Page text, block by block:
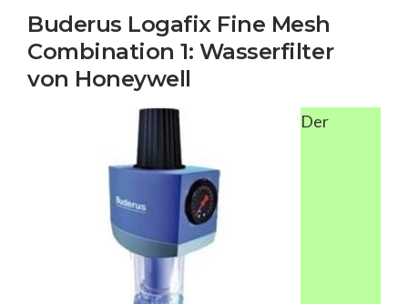
Buderus Logafix Fine Mesh
Combination 1: Wasserfilter
von Honeywell
Der